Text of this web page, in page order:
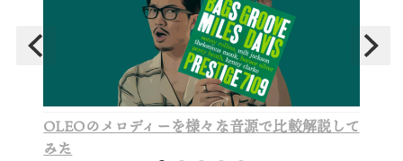
OLEOのメロディーを様々な音源で比較解説して
みた